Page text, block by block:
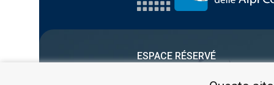
ESPACE RÉSERVÉ